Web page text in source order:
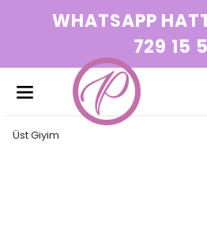
WHATSAPP
729 15
Üst Giyim